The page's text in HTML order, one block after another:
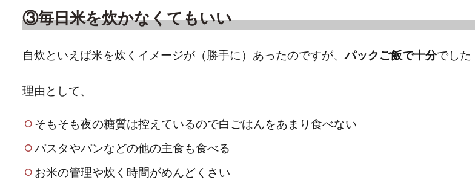
③毎日米を炊かなくてもいい
自炊といえば米を炊くイメージが（勝手に）あったのですが、パックご飯で十分でした
理由として、
そもそも夜の糖質は控えているので白ごはんをあまり食べない
パスタやパンなどの他の主食も食べる
お米の管理や炊く時間がめんどくさい